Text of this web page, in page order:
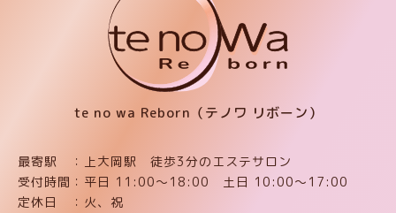
te no wa Reborn（テノワ リボーン）
最寄駅 ：上大岡駅 徒歩3分のエステサロン
受付時間：平日 11:00〜18:00 土日 10:00〜17:00
定休日 ：火、祝